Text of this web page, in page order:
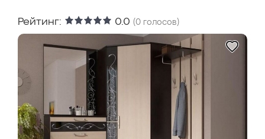
Рейтинг: 0.0 (0 голосов)